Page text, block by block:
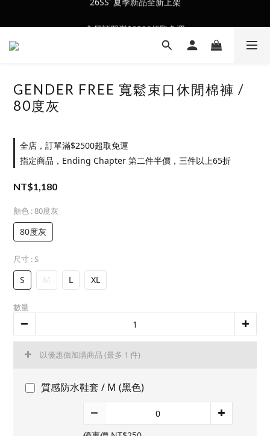
會員訂單滿$2500超取免運
GENDER FREE 寬鬆束口休閒棉褲 /
80度灰
全店，訂單滿$2500超取免運
指定商品，Ending Chapter 第二件半價，三件以上65折
NT$1,180
顏色 : 80度灰
80度灰
尺寸 : S
S M L XL
數量
以優惠價加購商品 (最多 1 件)
質感防水鞋套 / M (黑色)